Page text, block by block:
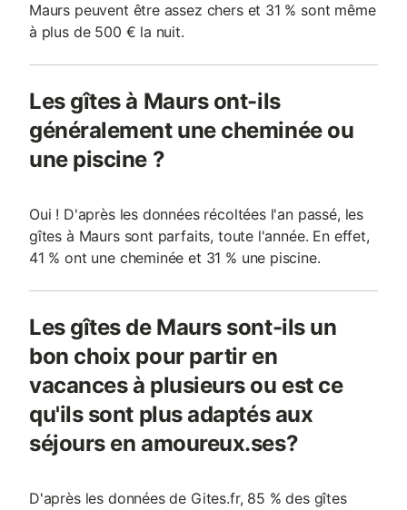
Maurs peuvent être assez chers et 31 % sont même
à plus de 500 € la nuit.
Les gîtes à Maurs ont-ils
généralement une cheminée ou
une piscine ?
Oui ! D'après les données récoltées l'an passé, les
gîtes à Maurs sont parfaits, toute l'année. En effet,
41 % ont une cheminée et 31 % une piscine.
Les gîtes de Maurs sont-ils un
bon choix pour partir en
vacances à plusieurs ou est ce
qu'ils sont plus adaptés aux
séjours en amoureux.ses?
D'après les données de Gites.fr, 85 % des gîtes